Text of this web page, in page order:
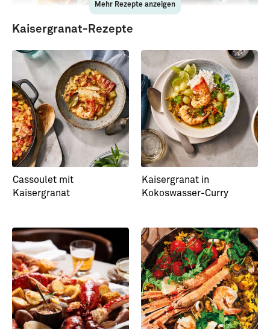
Steinbutt mit Pilzen,
Zwetschgen und Nori
Steinbutt mit Romanesko
& Pinienvinaigrette
Mehr Rezepte anzeigen
Kaisergranat-Rezepte
Cassoulet mit
Kaisergranat
Kaisergranat in
Kokoswasser-Curry